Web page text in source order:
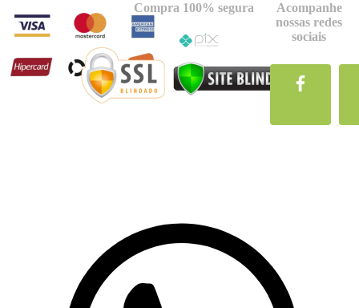
Compra 100% segura
Acompanhe
nossas redes
sociais